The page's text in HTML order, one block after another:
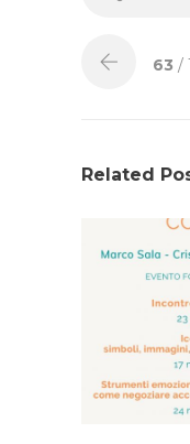
63 /
Related